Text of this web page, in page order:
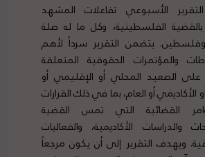
الأسبوعي تفاعلات المشهد
الفلسطينية، وكل ما له صلة
وفلسطين. يتضمن التقرير سرداً لأهم
والمؤتمرات الحقوقية المتعلقة
الصعيد المحلي أو الإقليمي أو
أو العام، بما في ذلك القرارات
القضائية التي تمس القضية
والدراسات الأكاديمية، والفعاليات
ويهدف التقرير إلى أن يكون مرجعاً